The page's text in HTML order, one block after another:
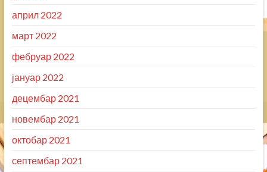
април 2022
март 2022
фебруар 2022
јануар 2022
децембар 2021
новембар 2021
октобар 2021
септембар 2021